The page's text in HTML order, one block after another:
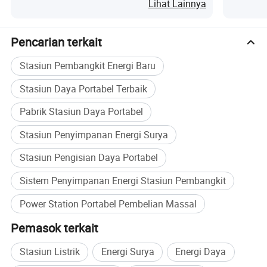
• Kinerja Runtime tambahan memberikan 30W kipas untuk
33h, TV 100W selama 10 jam, kulkas mobil 60W untuk 16h,
proyektor 100W selama 10 jam, dan mengisi daya 2942mAh
90 kali.
• Pengoperasian stabil Adaptability Lingkungan yang luas pada
40-0 sejauh 15 km, fungsi yang biasanya berada di bawah
ketinggian 3.000 m, dan beradaptasi dengan kondisi
kelembapan 10%-90%.
• Aplikasi serbaguna sempurna untuk berkemah di luar
ruangan, pencadangan darurat di rumah, kantor mobile, RV
travel, operasi di lapangan, Dan sistem PV off-grid.
Lihat Lainnya
Pencarian terkait
Stasiun Pembangkit Energi Baru
Stasiun Daya Portabel Terbaik
Pabrik Stasiun Daya Portabel
Stasiun Penyimpanan Energi Surya
Stasiun Pengisian Daya Portabel
Sistem Penyimpanan Energi Stasiun Pembangkit
Power Station Portabel Pembelian Massal
Pemasok terkait
Stasiun Listrik Energi Surya Energi Daya